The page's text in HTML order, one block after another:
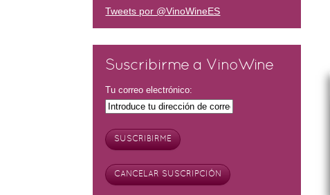
Tweets por @VinoWineES
Suscribirme a VinoWine
Tu correo electrónico: